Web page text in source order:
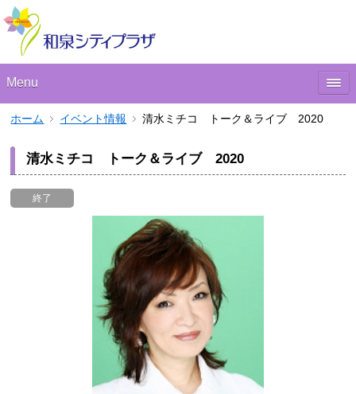
Menu
ホーム イベント情報 清水ミチコ トーク＆ライブ 2020
清水ミチコ トーク＆ライブ 2020
終了